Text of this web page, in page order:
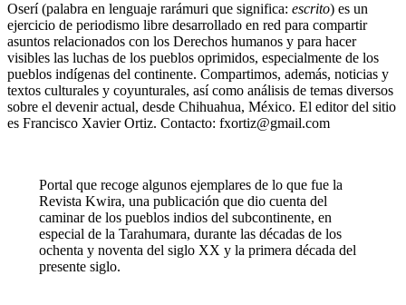
Oserí (palabra en lenguaje rarámuri que significa: escrito) es un
ejercicio de periodismo libre desarrollado en red para compartir
asuntos relacionados con los Derechos humanos y para hacer
visibles las luchas de los pueblos oprimidos, especialmente de los
pueblos indígenas del continente. Compartimos, además, noticias y
textos culturales y coyunturales, así como análisis de temas diversos
sobre el devenir actual, desde Chihuahua, México. El editor del sitio
es Francisco Xavier Ortiz. Contacto: fxortiz@gmail.com
Portal que recoge algunos ejemplares de lo que fue la
Revista Kwira, una publicación que dio cuenta del
caminar de los pueblos indios del subcontinente, en
especial de la Tarahumara, durante las décadas de los
ochenta y noventa del siglo XX y la primera década del
presente siglo.